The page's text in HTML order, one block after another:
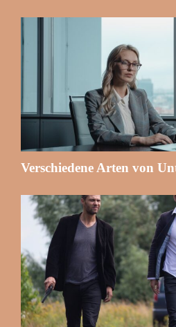
Verschiedene Arten von